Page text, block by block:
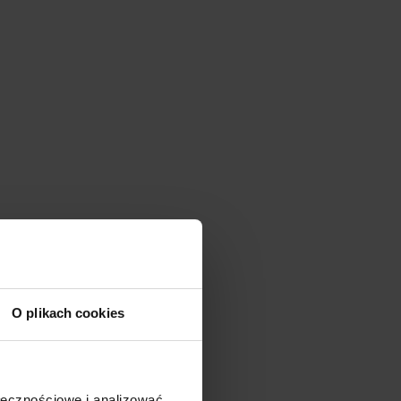
O plikach cookies